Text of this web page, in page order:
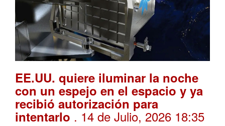
EE.UU. quiere iluminar la noche
con un espejo en el espacio y ya
recibió autorización para
intentarlo . 14 de Julio, 2026 18:35